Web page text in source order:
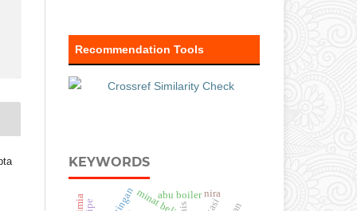
Recommendation Tools
KEYWORDS
minat beliabu boilernira